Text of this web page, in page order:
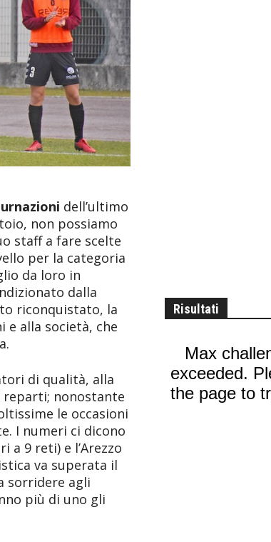
dell’ultimo
non possiamo
staff a fare scelte
per la categoria
da loro in
dalla
riconquistato, la
alla società, che
di qualità, alla
reparti; nonostante
le occasioni
I numeri ci dicono
a 9 reti) e l’Arezzo
va superata il
sorridere agli
più di uno gli
Risultati